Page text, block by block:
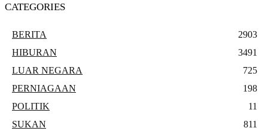
CATEGORIES
BERITA
2903
HIBURAN
3491
LUAR NEGARA
725
PERNIAGAAN
198
POLITIK
11
SUKAN
811